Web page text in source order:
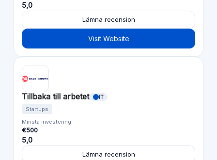
5,0
Lämna recension
Visit Website
Tillbaka till arbetet IT
Startups
Minsta investering
€500
5,0
Lämna recension